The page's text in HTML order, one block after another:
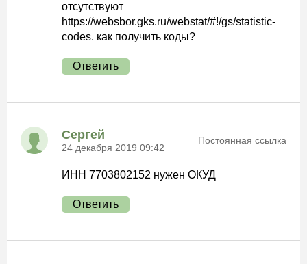
отсутствуют
https://websbor.gks.ru/webstat/#!/gs/statistic-
codes. как получить коды?
Ответить
Сергей
24 декабря 2019 09:42
Постоянная ссылка
ИНН 7703802152 нужен ОКУД
Ответить